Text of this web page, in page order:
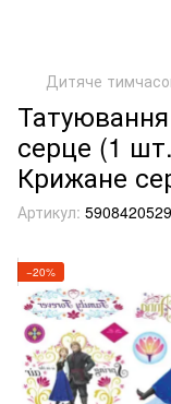
Дитяче
серце (1
Крижане
Артикул:
−20%